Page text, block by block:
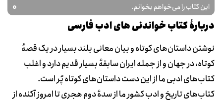
این کتاب را می‌خواهم بخوانم. 0
دربارۀ کتاب خواندنی های ادب فارسی
نوشتن داستان‌های کوتاه و بیان معانی بلند بسیار در یک قصهٔ
کوتاه، در جهان و از جمله ایران سابقهٔ بسیار قدیم دارد و اغلب
کتاب‌های ادبی ما از این دست داستان‌های کوتاه پُر است.
کتاب‌های تاریخ و ادب کشور ما از سدهٔ دوم هجری تا امروز آکنده از